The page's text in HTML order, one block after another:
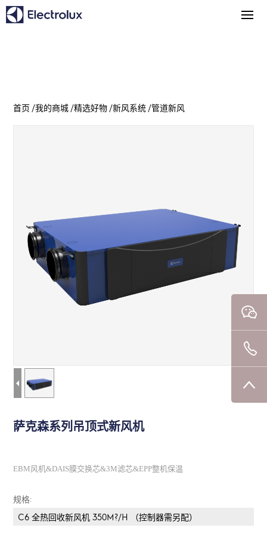
首页 /我的商城 /精选好物 /新风系统 /管道新风
萨克森系列吊顶式新风机
EBM风机&DAIS膜交换芯&3M滤芯&EPP整机保温
规格:
C6 全热回收新风机 350M?/H （控制器需另配）